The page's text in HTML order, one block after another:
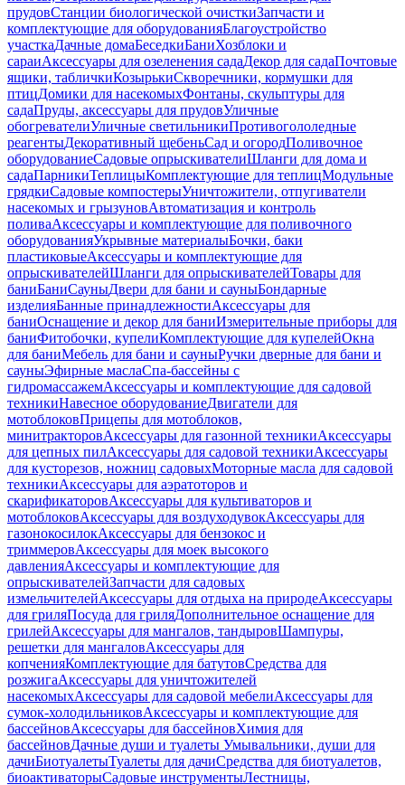
прудовСтанции биологической очисткиЗапчасти и
комплектующие для оборудованияБлагоустройство
участкаДачные домаБеседкиБаниХозблоки и
сараиАксессуары для озеленения садаДекор для садаПочтовые
ящики, табличкиКозырькиСкворечники, кормушки для
птицДомики для насекомыхФонтаны, скульптуры для
садаПруды, аксессуары для прудовУличные
обогревателиУличные светильникиПротивогололедные
реагентыДекоративный щебеньСад и огородПоливочное
оборудованиеСадовые опрыскивателиШланги для дома и
садаПарникиТеплицыКомплектующие для теплицМодульные
грядкиСадовые компостерыУничтожители, отпугиватели
насекомых и грызуновАвтоматизация и контроль
поливаАксессуары и комплектующие для поливочного
оборудованияУкрывные материалыБочки, баки
пластиковыеАксессуары и комплектующие для
опрыскивателейШланги для опрыскивателейТовары для
баниБаниСауныДвери для бани и сауныБондарные
изделияБанные принадлежностиАксессуары для
баниОснащение и декор для баниИзмерительные приборы для
баниФитобочки, купелиКомплектующие для купелейОкна
для баниМебель для бани и сауныРучки дверные для бани и
сауныЭфирные маслаСпа-бассейны с
гидромассажемАксессуары и комплектующие для садовой
техникиНавесное оборудованиеДвигатели для
мотоблоковПрицепы для мотоблоков,
минитракторовАксессуары для газонной техникиАксессуары
для цепных пилАксессуары для садовой техникиАксессуары
для кусторезов, ножниц садовыхМоторные масла для садовой
техникиАксессуары для аэратоторов и
скарификаторовАксессуары для культиваторов и
мотоблоковАксессуары для воздуходувокАксессуары для
газонокосилокАксессуары для бензокос и
триммеровАксессуары для моек высокого
давленияАксессуары и комплектующие для
опрыскивателейЗапчасти для садовых
измельчителейАксессуары для отдыха на природеАксессуары
для гриляПосуда для гриляДополнительное оснащение для
грилейАксессуары для мангалов, тандыровШампуры,
решетки для мангаловАксессуары для
копченияКомплектующие для батутовСредства для
розжигаАксессуары для уничтожителей
насекомыхАксессуары для садовой мебелиАксессуары для
сумок-холодильниковАксессуары и комплектующие для
бассейновАксессуары для бассейновХимия для
бассейновДачные души и туалеты Умывальники, души для
дачиБиотуалетыТуалеты для дачиСредства для биотуалетов,
биоактиваторыСадовые инструментыЛестницы,